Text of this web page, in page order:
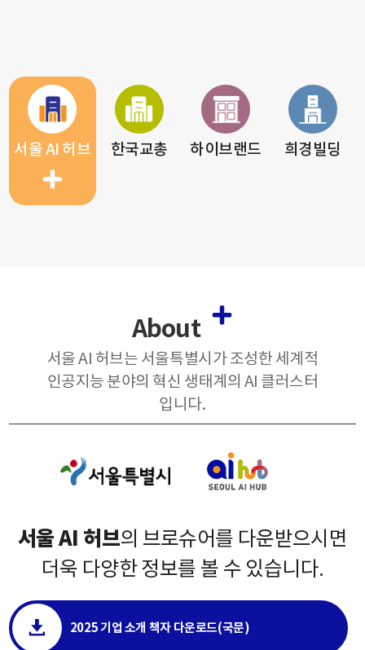
서울 AI 허브 한국교총 하이브랜드 희경빌딩
About
서울 AI 허브는 서울특별시가 조성한 세계적
인공지능 분야의 혁신 생태계의 AI 클러스터
입니다.
서울 AI 허브의 브로슈어를 다운받으시면
더욱 다양한 정보를 볼 수 있습니다.
2025 기업 소개 책자 다운로드(국문)